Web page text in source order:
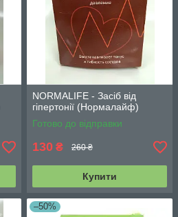
NORMALIFE - Засіб від
гіпертонії (Нормалайф)
Готово до відправки
130 ₴ 260 ₴
Купити
–50%